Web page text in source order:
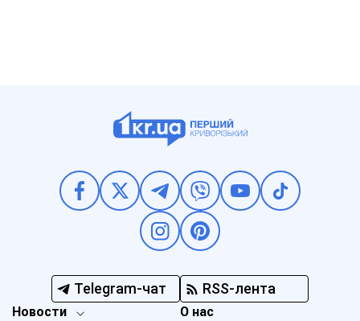
Telegram-чат RSS-лента
Новости О нас